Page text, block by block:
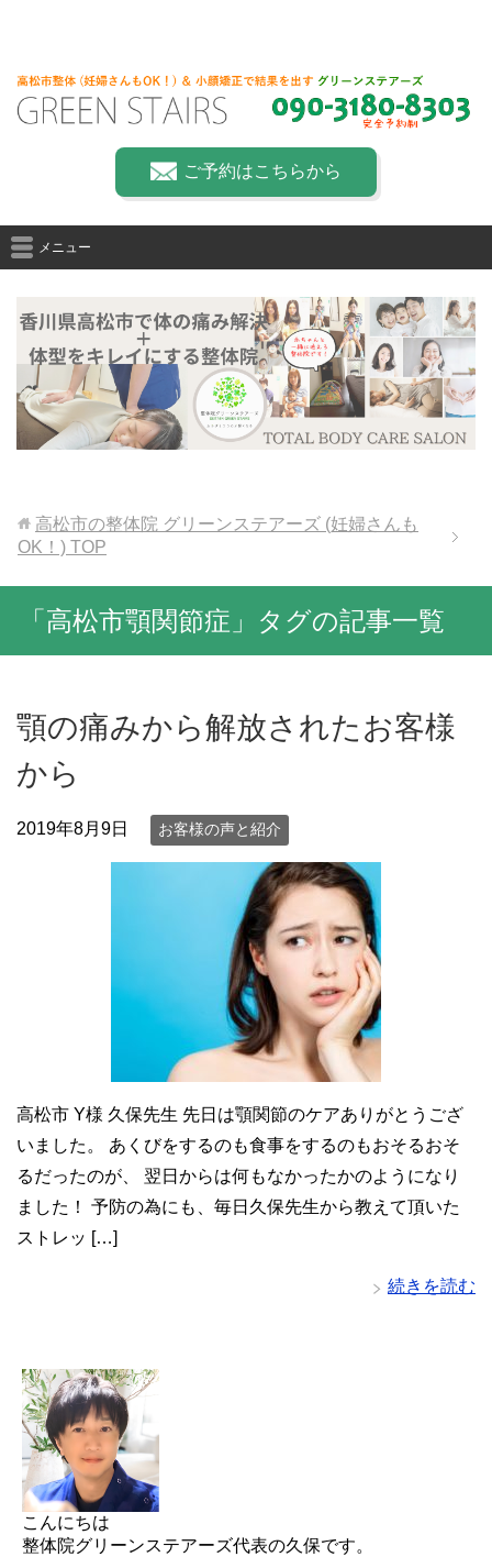
ご予約はこちらから
メニュー
高松市の整体院 グリーンステアーズ (妊婦さんも
OK！) TOP
「高松市顎関節症」タグの記事一覧
顎の痛みから解放されたお客様
から
2019年8月9日 お客様の声と紹介
高松市 Y様 久保先生 先日は顎関節のケアありがとうござ
いました。 あくびをするのも食事をするのもおそるおそ
るだったのが、 翌日からは何もなかったかのようになり
ました！ 予防の為にも、毎日久保先生から教えて頂いた
ストレッ […]
続きを読む
こんにちは
整体院グリーンステアーズ代表の久保です。